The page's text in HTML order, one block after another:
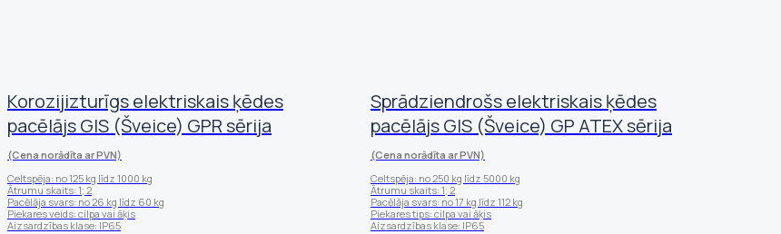
Korozijizturīgs elektriskais ķēdes
pacēlājs GIS (Šveice) GPR sērija
(Cena norādīta ar PVN)
Celtspēja: no 125 kg līdz 1000 kg
Ātrumu skaits: 1; 2
Pacēlāja svars: no 26 kg līdz 60 kg
Piekares veids: cilpa vai āķis
Aizsardzības klase: IP65
Sprādziendrošs elektriskais ķēdes
pacēlājs GIS (Šveice) GP ATEX sērija
(Cena norādīta ar PVN)
Celtspēja: no 250 kg līdz 5000 kg
Ātrumu skaits: 1; 2
Pacēlāja svars: no 17 kg līdz 112 kg
Piekares tips: cilpa vai āķis
Aizsardzības klase: IP65